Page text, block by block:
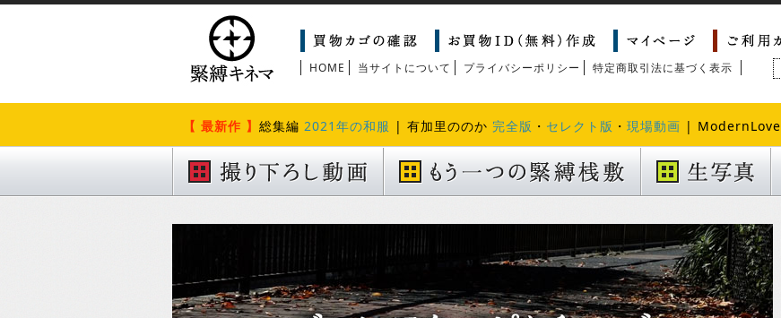
HOME 当サイトについて プライバシーポリシー 特定商取引法に基づく表示
【 最新作 】 総集編 2021年の和服 | 有加里ののか 完全版 ・ セレクト版 ・ 現場動画 | ModernLove